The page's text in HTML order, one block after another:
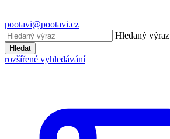
pootavi@pootavi.cz
Hledaný výraz
Hledat
rozšířené vyhledávání